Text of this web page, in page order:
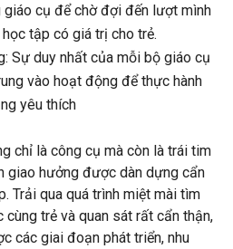
cụ để chờ đợi đến lượt mình
tập có giá trị cho trẻ.
Sự duy nhất của mỗi bộ giáo cụ
vào hoạt động để thực hành
yêu thích
chỉ là công cụ mà còn là trái tim
giao hưởng được dàn dựng cẩn
Trải qua quá trình miệt mài tìm
cùng trẻ và quan sát rất cẩn thận,
các giai đoạn phát triển, nhu